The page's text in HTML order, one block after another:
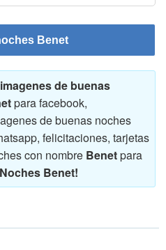
Benet
de buenas
para facebook,
de buenas noches
felicitaciones, tarjetas
con nombre Benetpara
Benet!